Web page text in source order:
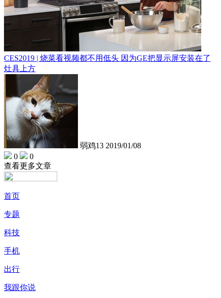
CES2019 | 烧菜看视频都不用低头 因为GE把显示屏安装在了
灶具上方
弱鸡13 2019/01/08
0
0
查看更多文章
首页
专题
科技
手机
出行
我跟你说